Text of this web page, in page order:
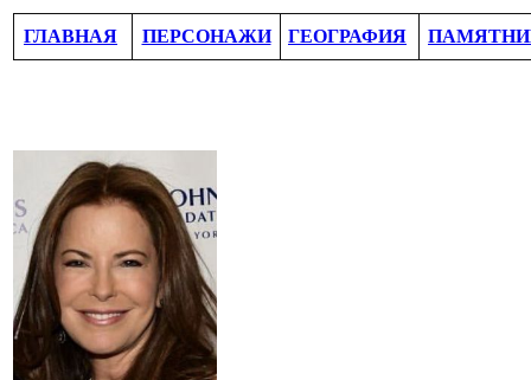
ГЛАВНАЯ ПЕРСОНАЖИ ГЕОГРАФИЯ